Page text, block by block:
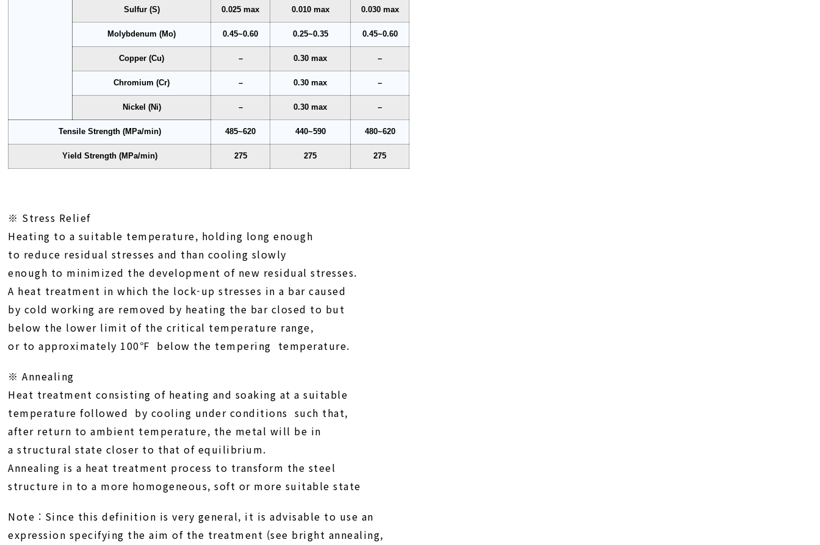
Sulfur (S) 0.025 max 0.010 max 0.030 max
Molybdenum (Mo) 0.45~0.60 0.25~0.35 0.45~0.60
Copper (Cu) – 0.30 max –
Chromium (Cr) – 0.30 max –
Nickel (Ni) – 0.30 max –
Tensile Strength (MPa/min) 485~620 440~590 480~620
Yield Strength (MPa/min) 275 275 275
※ Stress Relief
Heating to a suitable temperature, holding long enough
to reduce residual stresses and than cooling slowly
enough to minimized the development of new residual stresses.
A heat treatment in which the lock-up stresses in a bar caused
by cold working are removed by heating the bar closed to but
below the lower limit of the critical temperature range,
or to approximately 100℉ below the tempering temperature.
※ Annealing
Heat treatment consisting of heating and soaking at a suitable
temperature followed by cooling under conditions such that,
after return to ambient temperature, the metal will be in
a structural state closer to that of equilibrium.
Annealing is a heat treatment process to transform the steel
structure in to a more homogeneous, soft or more suitable state
Note : Since this definition is very general, it is advisable to use an
expression specifying the aim of the treatment (see bright annealing,